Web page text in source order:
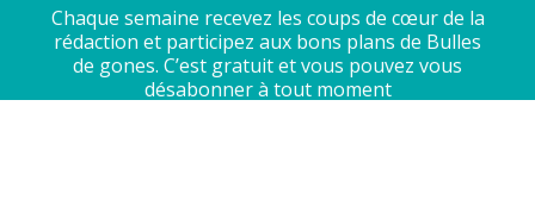
Chaque semaine recevez les coups de cœur de la
rédaction et participez aux bons plans de Bulles
de gones. C’est gratuit et vous pouvez vous
désabonner à tout moment